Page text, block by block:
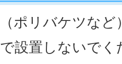
ポリバケツなど
設置しないでく